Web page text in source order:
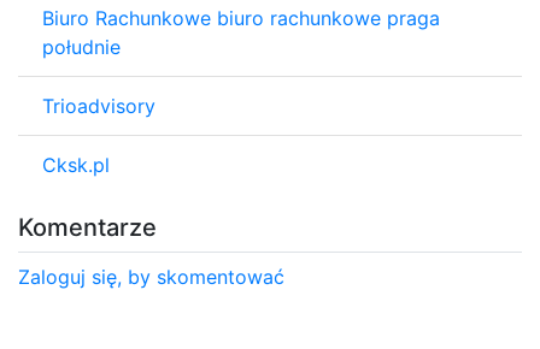
Biuro Rachunkowe biuro rachunkowe praga
południe
Trioadvisory
Cksk.pl
Komentarze
Zaloguj się, by skomentować